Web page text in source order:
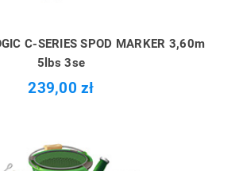
C-SERIES SPOD MARKER 3,60m
5lbs 3se
239,00 zł